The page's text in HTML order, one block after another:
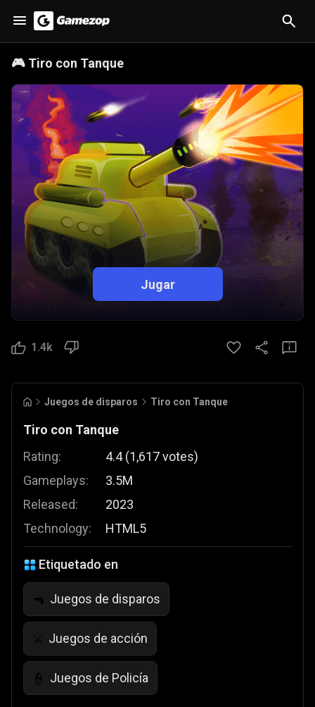
🎮 Tiro con Tanque
Jugar
1.4k
Juegos de disparos Tiro con Tanque
Tiro con Tanque
Rating:
Gameplays:
Released:
Technology:
4.4 (1,617votes)
3.5M
2023
HTML5
Etiquetado en
🔫 Juegos de disparos
⚔️ Juegos de acción
👮 Juegos de Policía